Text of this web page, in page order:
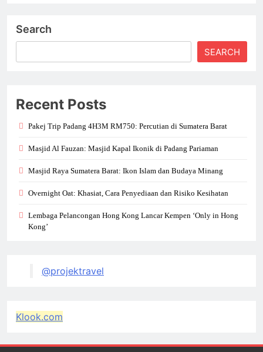
Search
SEARCH
Recent Posts
Pakej Trip Padang 4H3M RM750: Percutian di Sumatera Barat
Masjid Al Fauzan: Masjid Kapal Ikonik di Padang Pariaman
Masjid Raya Sumatera Barat: Ikon Islam dan Budaya Minang
Overnight Oat: Khasiat, Cara Penyediaan dan Risiko Kesihatan
Lembaga Pelancongan Hong Kong Lancar Kempen ‘Only in Hong
Kong’
@projektravel
Klook.com